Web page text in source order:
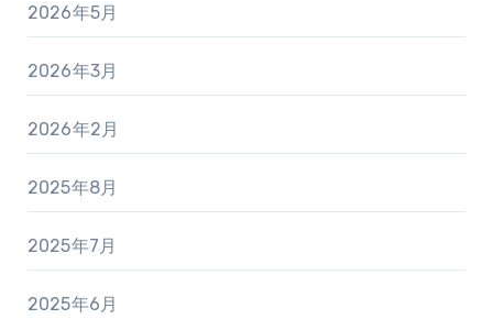
2026年5月
2026年3月
2026年2月
2025年8月
2025年7月
2025年6月